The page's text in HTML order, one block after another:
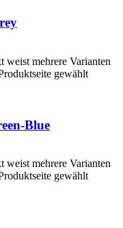
weist mehrere Varianten
gewählt
Blue
weist mehrere Varianten
gewählt